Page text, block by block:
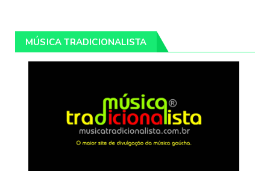
MÚSICA TRADICIONALISTA